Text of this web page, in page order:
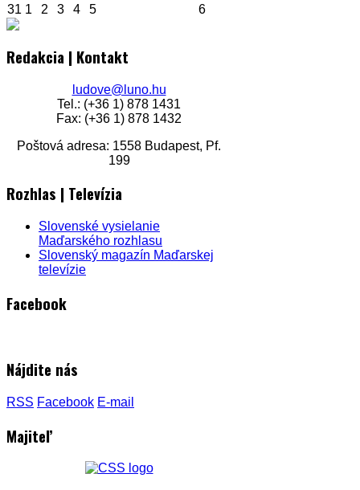
31 1 2 3 4 5 6
Redakcia | Kontakt
ludove@luno.hu
Tel.: (+36 1) 878 1431
Fax: (+36 1) 878 1432
Poštová adresa: 1558 Budapest, Pf.
199
Rozhlas | Televízia
Slovenské vysielanie
Maďarského rozhlasu
Slovenský magazín Maďarskej
televízie
Facebook
Nájdite nás
RSS Facebook E-mail
Majiteľ